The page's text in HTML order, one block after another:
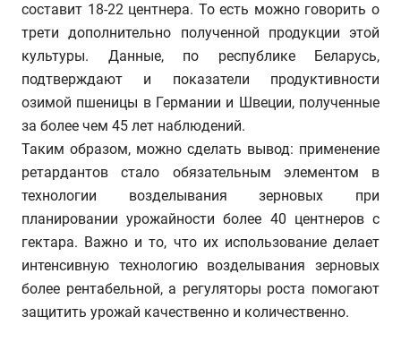
составит 18-22 центнера. То есть можно говорить о
трети дополнительно полученной продукции этой
культуры. Данные, по республике Беларусь,
подтверждают и показатели продуктивности
озимой пшеницы в Германии и Швеции, полученные
за более чем 45 лет наблюдений.
Таким образом, можно сделать вывод: применение
ретардантов стало обязательным элементом в
технологии возделывания зерновых при
планировании урожайности более 40 центнеров с
гектара. Важно и то, что их использование делает
интенсивную технологию возделывания зерновых
более рентабельной, а регуляторы роста помогают
защитить урожай качественно и количественно.